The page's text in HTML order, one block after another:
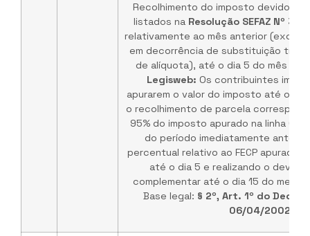
Recolhimento do imposto devido
listados na Resolução SEFAZ Nº
relativamente ao mês anterior
em decorrência de substituição
de alíquota), até o dia 5 do mês
Legisweb: Os contribuintes
apurarem o valor do imposto até o
o recolhimento de parcela
95% do imposto apurado na linha
do período imediatamente
percentual relativo ao FECP apurado
até o dia 5 e realizando o devido
complementar até o dia 15 do
Base legal: § 2º, Art. 1º do
06/04/2002